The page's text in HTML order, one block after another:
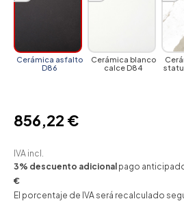
Cerámica asfalto
D86
Cerámica blanco
calce D84
856,22 €
IVA incl.
3% descuento adicional pago
€
El porcentaje de IVA será recalculado